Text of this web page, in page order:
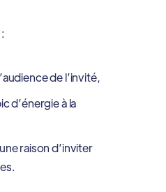
de l’invité,
d’énergie à la
raison d’inviter